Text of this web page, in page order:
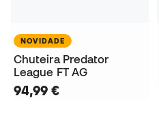
NOVIDADE
Chuteira Predator
League FT AG
94,99 €